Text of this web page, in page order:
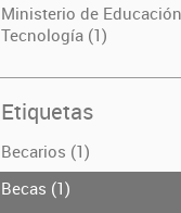
Ministerio de
Tecnología (1)
Etiquetas
Becarios (1)
Becas (1)